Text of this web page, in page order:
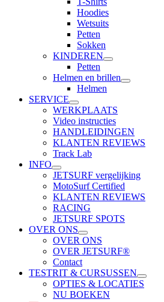
Hoodies
Wetsuits
Petten
Sokken
KINDEREN
Petten
Helmen en brillen
Helmen
SERVICE
WERKPLAATS
Video instructies
HANDLEIDINGEN
KLANTEN REVIEWS
Track Lab
INFO
JETSURF vergelijking
MotoSurf Certified
KLANTEN REVIEWS
RACING
JETSURF SPOTS
OVER ONS
OVER ONS
OVER JETSURF®
Contact
TESTRIT & CURSUSSEN
OPTIES & LOCATIES
NU BOEKEN